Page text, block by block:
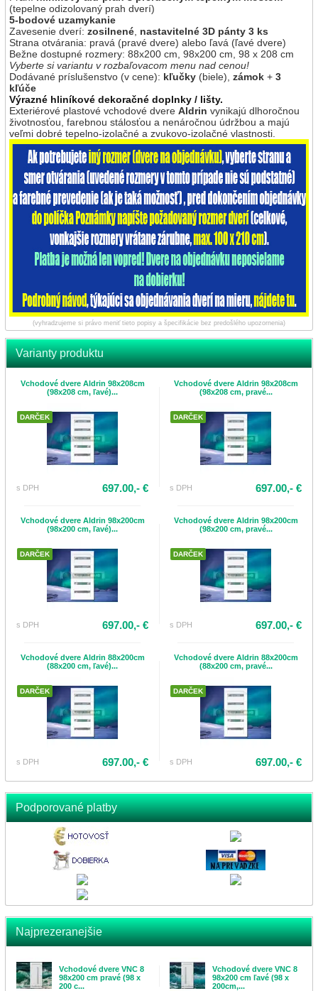
Podporované platby
Najprezeranejšie
Vchodové dvere VNC 8
98x200 cm pravé (98 x
200 c...
Vchodové dvere VNC 8
98x200 cm ľavé (98 x
200cm,...
Farebné prevedenie*
Smer otvárania dverí*
von dovnútra
Strana otvárania dverí*
ľavé pravé
Kontaktné údaje *
Tel. / mobil
ktorá bude doručená na Vašu e-mailovú adresu po odsúhlasení ceny , tech. parametrov
a dodacej lehoty pre tovar na mieru.
Spotrebiteľ nemôže odstúpiť od zmluvy, predmetom ktorej je predaj tovaru zhotoveného
podľa osobitných požiadaviek spotrebiteľa, tovaru vyrobeného na mieru alebo tovaru
určeného osobitne pre jedného spotrebiteľa (Zákon č. 102/2014 Z. z. §7 ods. 6 písm. a)
až l).
Opíšte kód*
»
(tepelne odizolovaný prah dverí)
5-bodové uzamykanie
Zavesenie dverí: zosilnené nastavitelné 3D pánty 3 ks
Strana otvárania: pravá (pravé dvere) alebo ľavá (ľavé dvere)
Bežne dostupné rozmery: 88x200 cm, 98x200 cm, 98 x 208 cm
Vyberte si variantu v rozbaľovacom menu nad cenou!
Dodávané príslušenstvo (v cene): kľučky (biele), zámok + 3
kľúče
Výrazné hliníkové dekoračné doplnky / lišty.
Exteriérové plastové vchodové dvere Aldrin vynikajú dlhoročnou
životnosťou, farebnou stálosťou a nenáročnou údržbou a majú
veľmi dobré tepelno-izolačné a zvukovo-izolačné vlastnosti.
(vyhradzujeme si právo meniť tieto popisy a špecifikácie bez predošlého upozornenia)
Varianty produktu
Vchodové dvere Aldrin 98x208cm
(98x208 cm, ľavé)...
DARČEK
s DPH 697.00,- €
Vchodové dvere Aldrin 98x208cm
(98x208 cm, pravé...
DARČEK
s DPH 697.00,- €
Vchodové dvere Aldrin 98x200cm
(98x200 cm, ľavé)...
DARČEK
s DPH 697.00,- €
Vchodové dvere Aldrin 98x200cm
(98x200 cm, pravé...
DARČEK
s DPH 697.00,- €
Vchodové dvere Aldrin 88x200cm
(88x200 cm, ľavé)...
DARČEK
s DPH 697.00,- €
Vchodové dvere Aldrin 88x200cm
(88x200 cm, pravé...
DARČEK
s DPH 697.00,- €